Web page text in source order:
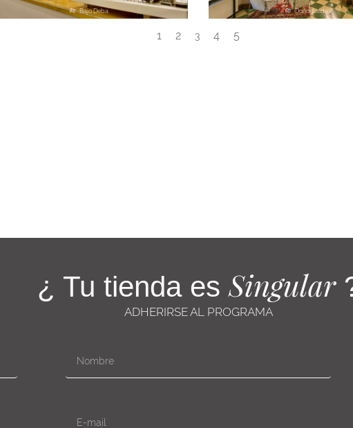
Bajo Deba Donostialdea
1 2 3 4 5
¿ Tu tienda esSingular
ADHERIRSE AL PROGRAMA